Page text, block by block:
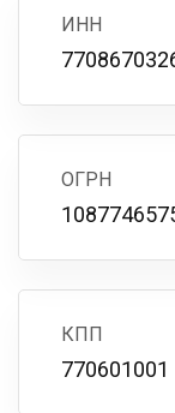
ИНН
ОГРН
КПП
770601001